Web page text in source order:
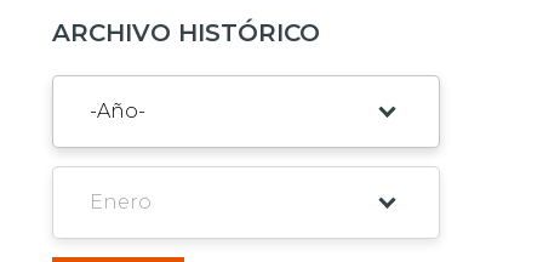
ARCHIVO HISTÓRICO